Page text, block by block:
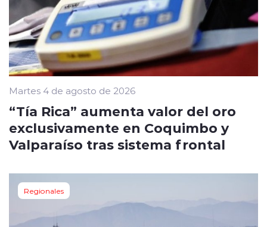
Martes 4 de agosto de 2026
“Tía Rica” aumenta valor del oro
exclusivamente en Coquimbo y
Valparaíso tras sistema frontal
Regionales